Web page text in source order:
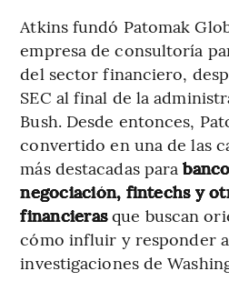
Atkins fundó Patomak
empresa de consultoría
del sector financiero,
SEC al final de la
Bush. Desde entonces,
convertido en una de las
más destacadas para
negociación, fintechs y
financierasque buscan
cómo influir y responder
investigaciones de